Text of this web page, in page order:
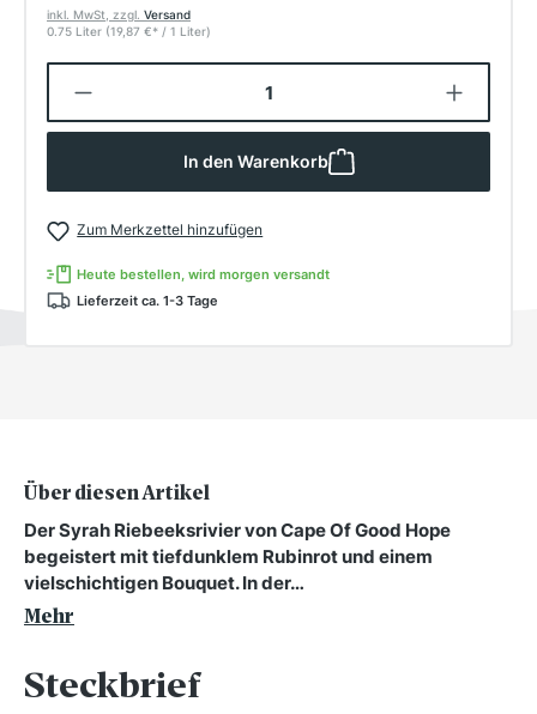
inkl. MwSt, zzgl. Versand
0.75 Liter (19,87 €* / 1 Liter)
Produkt Anzahl: Gib den
In den Warenkorb
Zum Merkzettel hinzufügen
Heute bestellen, wird morgen versandt
Lieferzeit ca. 1-3 Tage
Über diesen Artikel
Der Syrah Riebeeksrivier von Cape Of Good Hope
begeistert mit tiefdunklem Rubinrot und einem
vielschichtigen Bouquet. In der…
Mehr
Steckbrief